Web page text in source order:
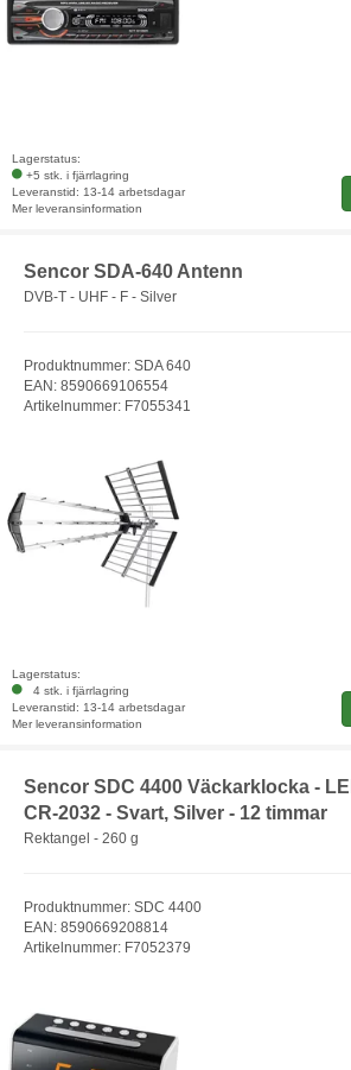
Lagerstatus:
+5 stk. i fjärrlagring
Leveranstid: 13-14 arbetsdagar
Mer leveransinformation
Sencor SDA-640 Antenn
DVB-T - UHF - F - Silver
Produktnummer: SDA 640
EAN: 8590669106554
Artikelnummer: F7055341
Lagerstatus:
4 stk. i fjärrlagring
Leveranstid: 13-14 arbetsdagar
Mer leveransinformation
Sencor SDC 4400 Väckarklocka -
CR-2032 - Svart, Silver - 12 timmar
Rektangel - 260 g
Produktnummer: SDC 4400
EAN: 8590669208814
Artikelnummer: F7052379